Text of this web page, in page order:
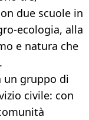
due scuole in
ecologia, alla
e natura che
un gruppo di
civile: con